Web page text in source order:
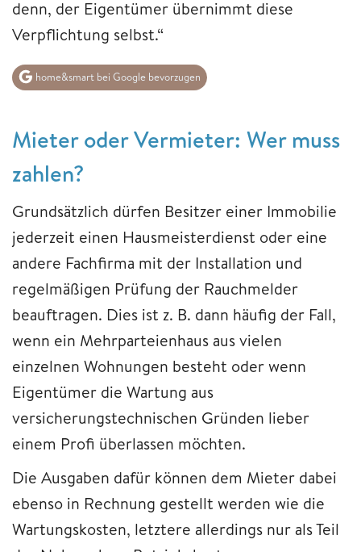
denn, der Eigentümer übernimmt diese
Verpflichtung selbst.“
home&smart bei Google bevorzugen
Mieter oder Vermieter: Wer muss
zahlen?
Grundsätzlich dürfen Besitzer einer Immobilie
jederzeit einen Hausmeisterdienst oder eine
andere Fachfirma mit der Installation und
regelmäßigen Prüfung der Rauchmelder
beauftragen. Dies ist z. B. dann häufig der Fall,
wenn ein Mehrparteienhaus aus vielen
einzelnen Wohnungen besteht oder wenn
Eigentümer die Wartung aus
versicherungstechnischen Gründen lieber
einem Profi überlassen möchten.
Die Ausgaben dafür können dem Mieter dabei
ebenso in Rechnung gestellt werden wie die
Wartungskosten, letztere allerdings nur als Teil